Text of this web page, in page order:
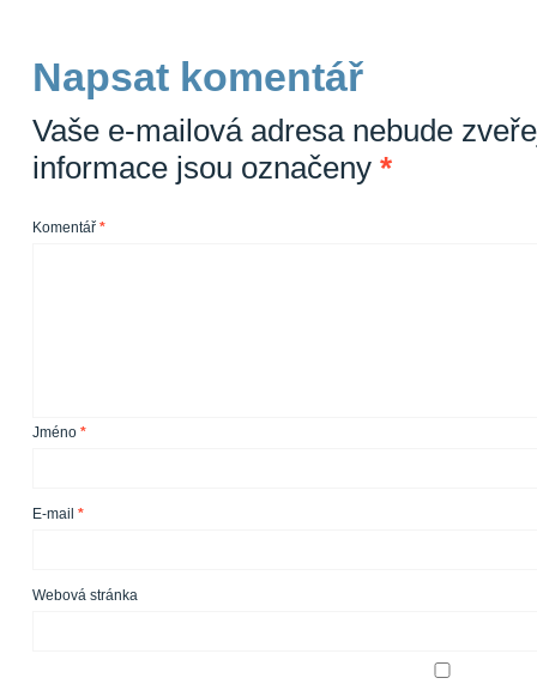
Napsat komentář
Vaše e-mailová adresa nebude
informace jsou označeny *
Komentář *
Jméno *
E-mail *
Webová stránka